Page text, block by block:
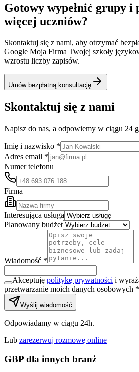
Gotowy wypełnić grupy i
więcej uczniów?
Skontaktuj się z nami, aby otrzymać
Google Moja Firma Twojej szkoły
wzrostu liczby zapisów.
Umów bezpłatną konsultację
Skontaktuj się z nami
Napisz do nas, a odpowiemy w ciągu 24
Imię i nazwisko *
Adres email *
Numer telefonu
Firma
Interesująca usługa
Planowany budżet
Wiadomość *
Akceptuję politykę prywatności i
przetwarzanie moich danych osobowych *
Wyślij wiadomość
Odpowiadamy w ciągu 24h.
Lub zarezerwuj rozmowę online
GBP dla innych branż